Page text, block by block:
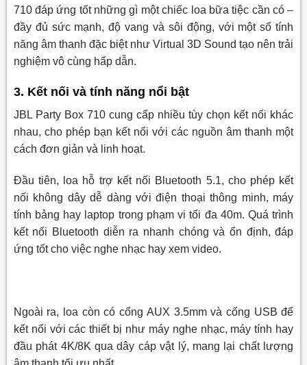
710 đáp ứng tốt những gì một chiếc loa bữa tiệc cần có –
đầy đủ sức mạnh, độ vang và sôi động, với một số tính
năng âm thanh đặc biệt như Virtual 3D Sound tạo nên trải
nghiệm vô cùng hấp dẫn.
3. Kết nối và tính năng nổi bật
JBL Party Box 710 cung cấp nhiều tùy chọn kết nối khác
nhau, cho phép bạn kết nối với các nguồn âm thanh một
cách đơn giản và linh hoạt.
Đầu tiên, loa hỗ trợ kết nối Bluetooth 5.1, cho phép kết
nối không dây dễ dàng với điện thoại thông minh, máy
tính bảng hay laptop trong phạm vi tối đa 40m. Quá trình
kết nối Bluetooth diễn ra nhanh chóng và ổn định, đáp
ứng tốt cho việc nghe nhạc hay xem video.
Ngoài ra, loa còn có cổng AUX 3.5mm và cổng USB để
kết nối với các thiết bị như máy nghe nhạc, máy tính hay
đầu phát 4K/8K qua dây cáp vật lý, mang lại chất lượng